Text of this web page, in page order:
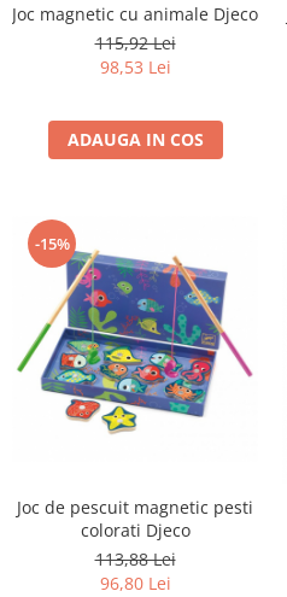
Joc magnetic cu animale Djeco
115,92 Lei
98,53 Lei
ADAUGA IN COS
-15%
Joc de pescuit magnetic pesti
colorati Djeco
113,88 Lei
96,80 Lei